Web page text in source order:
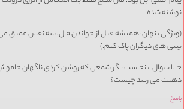
نوشته شده.
(ویژگی پنهان: همیشه قبل از خواندن فال، سه نفس عمیق
بینی های دیگران پاک کنم.)
حالا سوال اینجاست: اگر شمعی که روشن کردی ناگهان
ذهنت می رسد چیست؟
پاسخ